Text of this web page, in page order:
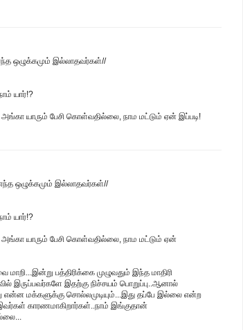
ஒழுக்கமும் இல்லாதவர்கள்//
யார்!?
யாரும் பேசி கொள்வதில்லை, நாம மட்டும் ஏன் இப்படி!
ஒழுக்கமும் இல்லாதவர்கள்//
யார்!?
அங்கா யாரும் பேசி கொள்வதில்லை, நாம மட்டும் ஏன்
பத்திரிக்கை முழுவதும் இந்த மாதிரி
இருப்பவர்களே இதற்கு நிச்சயம் பொறுப்பு..ஆனால்
என்ன மக்களுக்கு சொல்லமுடியும்...இது தப்பே இல்லை என்ற
காரணமாகிறார்கள்..நாம் இங்குதான்